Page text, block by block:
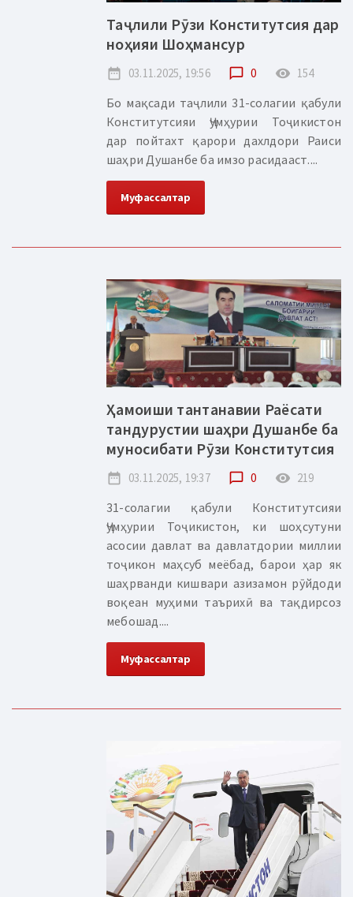
Таҷлили Рӯзи Конститутсия дар
ноҳияи Шоҳмансур
date_range 03.11.2025, 19:56 chat_bubble_outline 0 remove_red_eye 154
Бо мақсади таҷлили 31-солагии қабули
Конститутсияи Ҷумҳурии Тоҷикистон
дар пойтахт қарори дахлдори Раиси
шаҳри Душанбе ба имзо расидааст....
Муфассалтар
Ҳамоиши тантанавии Раёсати
тандурустии шаҳри Душанбе ба
муносибати Рӯзи Конститутсия
date_range 03.11.2025, 19:37 chat_bubble_outline 0 remove_red_eye 219
31-солагии қабули Конститутсияи
Ҷумҳурии Тоҷикистон, ки шоҳсутуни
асосии давлат ва давлатдории миллии
тоҷикон маҳсуб меёбад, барои ҳар як
шаҳрванди кишвари азизамон рӯйдоди
воқеан муҳими таърихӣ ва тақдирсоз
мебошад....
Муфассалтар